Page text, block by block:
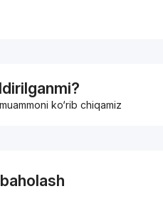
15 кВ.м
ko‘rib chiqamiz